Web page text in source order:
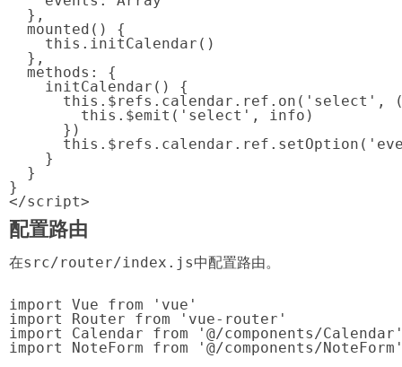
  },
  mounted() {
    this.initCalendar()
  },
  methods: {
    initCalendar() {
this.$refs.calendar.ref.on('select',
        this.$emit('select', info)
      })
    }
  }
}
</script>
配置路由
在src/router/index.js中配置路由。
import Vue from 'vue'
import Router from 'vue-router'
import Calendar from '@/components/
import NoteForm from '@/components/